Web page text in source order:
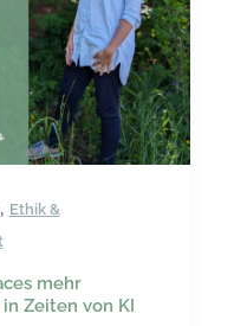
, Ethik &
mehr
Zeiten von KI